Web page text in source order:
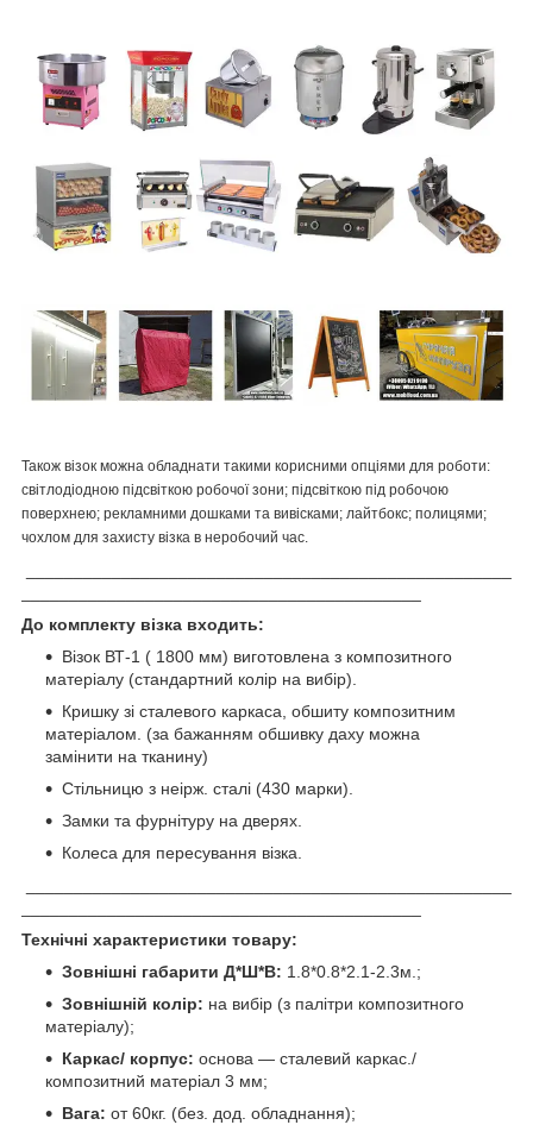
Також візок можна обладнати такими корисними опціями для роботи:
світлодіодною підсвіткою робочої зони; підсвіткою під робочою
поверхнею; рекламними дошками та вивісками; лайтбокс; полицями;
чохлом для захисту візка в неробочий час.
До комплекту візка входить:
Візок ВТ-1 ( 1800 мм) виготовлена з композитного
матеріалу (стандартний колір на вибір).
Кришку зі сталевого каркаса, обшиту композитним
матеріалом. (за бажанням обшивку даху можна
замінити на тканину)
Стільницю з неірж. сталі (430 марки).
Замки та фурнітуру на дверях.
Колеса для пересування візка.
Технічні характеристики товару:
Зовнішні габарити Д*Ш*В: 1.8*0.8*2.1-2.3м.;
Зовнішній колір: на вибір (з палітри композитного
матеріалу);
Каркас/ корпус: основа — сталевий каркас./
композитний матеріал 3 мм;
Вага: от 60кг. (без. дод. обладнання);